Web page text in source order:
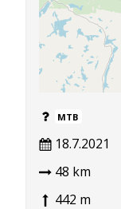
MTB
18.7.2021
48 km
442 m